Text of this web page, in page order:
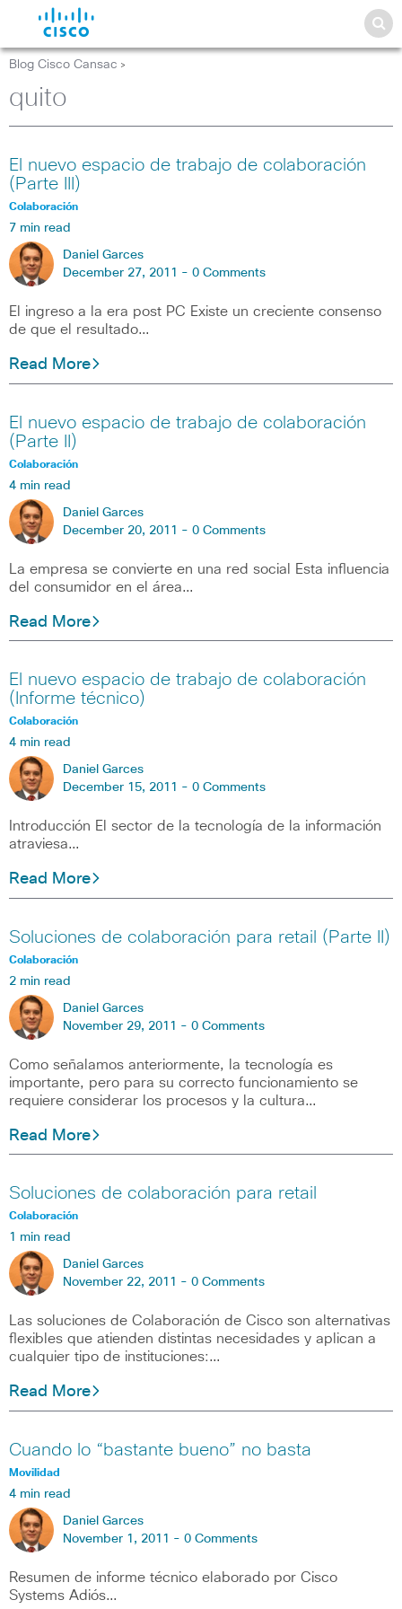
Blog Cisco Cansac >
quito
El nuevo espacio de trabajo de colaboración
(Parte III)
Colaboración
7 min read
Daniel Garces
December 27, 2011 - 0 Comments
El ingreso a la era post PC Existe un creciente consenso
de que el resultado…
Read More
El nuevo espacio de trabajo de colaboración
(Parte II)
Colaboración
4 min read
Daniel Garces
December 20, 2011 - 0 Comments
La empresa se convierte en una red social Esta influencia
del consumidor en el área…
Read More
El nuevo espacio de trabajo de colaboración
(Informe técnico)
Colaboración
4 min read
Daniel Garces
December 15, 2011 - 0 Comments
Introducción El sector de la tecnología de la información
atraviesa…
Read More
Soluciones de colaboración para retail (Parte II)
Colaboración
2 min read
Daniel Garces
November 29, 2011 - 0 Comments
Como señalamos anteriormente, la tecnología es
importante, pero para su correcto funcionamiento se
requiere considerar los procesos y la cultura…
Read More
Soluciones de colaboración para retail
Colaboración
1 min read
Daniel Garces
November 22, 2011 - 0 Comments
Las soluciones de Colaboración de Cisco son alternativas
flexibles que atienden distintas necesidades y aplican a
cualquier tipo de instituciones:…
Read More
Cuando lo “bastante bueno” no basta
Movilidad
4 min read
Daniel Garces
November 1, 2011 - 0 Comments
Resumen de informe técnico elaborado por Cisco
Systems Adiós…